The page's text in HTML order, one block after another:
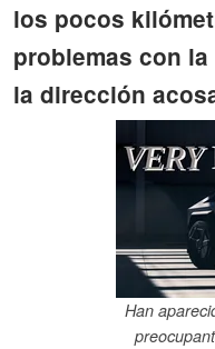
los pocos
problemas con
la dirección
Han